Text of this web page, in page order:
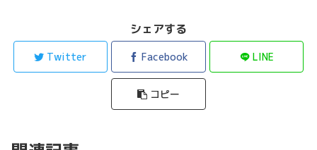
シェアする
Twitter Facebook LINE
コピー